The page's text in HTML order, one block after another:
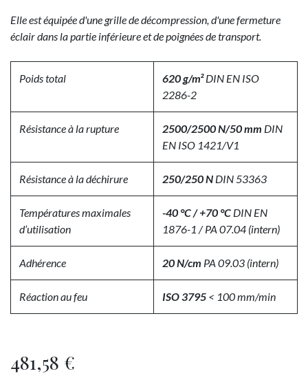
Elle est équipée d'une grille de décompression, d'une fermeture
éclair dans la partie inférieure et de poignées de transport.
Poids total 620 g/m²DIN EN ISO
2286-2
Résistance à la rupture 2500/2500 N/50 mm DIN
EN ISO 1421/V1
Résistance à la déchirure 250/250 N DIN 53363
Températures maximales
d’utilisation
-40 °C / +70 °C DIN EN
1876-1 / PA 07.04 (intern)
Adhérence 20 N/cm PA 09.03 (intern)
Réaction au feu ISO 3795 < 100 mm/min
481,58 €